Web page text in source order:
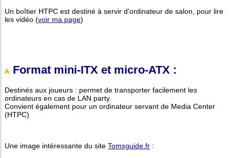
Un boîtier HTPC est destiné à servir d'ordinateur de salon, pour lire
les vidéo (voir ma page)
Format mini-ITX et micro-ATX :
Destinés aux joueurs : permet de transporter facilement les
ordinateurs en cas de LAN party.
Convient également pour un ordinateur servant de Media Center
(HTPC)
Une image intéressante du site Tomsguide.fr :